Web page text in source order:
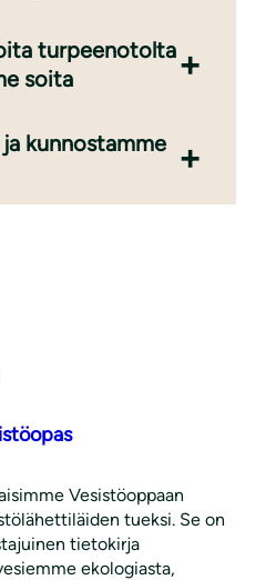
turpeenotolta
soita
kunnostamme
Vesistöoppaan
tueksi. Se on
tietokirja
ekologiasta,